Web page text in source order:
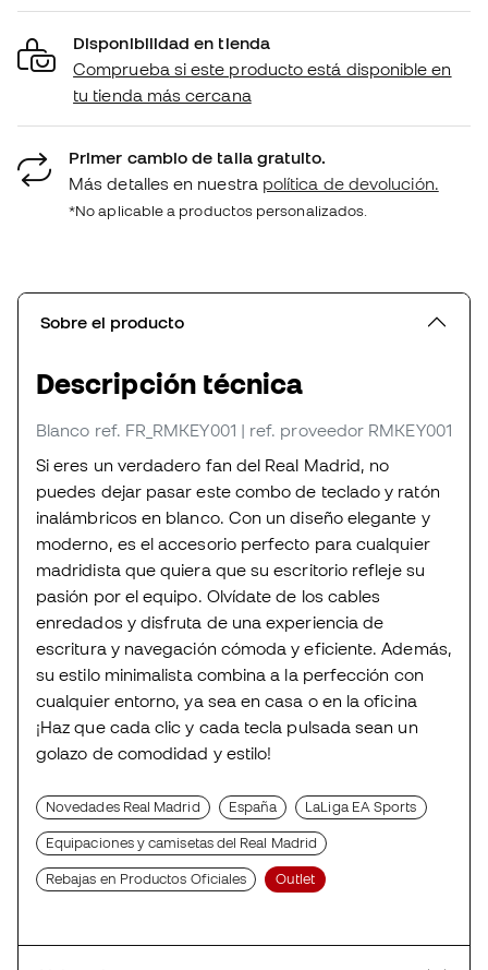
Disponibilidad en tienda
Comprueba si este producto está disponible en
tu tienda más cercana
Primer cambio de talla gratuito.
Más detalles en nuestra política de devolución.
*No aplicable a productos personalizados.
Sobre el producto
Descripción técnica
Blanco ref. FR_RMKEY001 | ref. proveedor RMKEY001
Si eres un verdadero fan del Real Madrid, no
puedes dejar pasar este combo de teclado y ratón
inalámbricos en blanco. Con un diseño elegante y
moderno, es el accesorio perfecto para cualquier
madridista que quiera que su escritorio refleje su
pasión por el equipo. Olvídate de los cables
enredados y disfruta de una experiencia de
escritura y navegación cómoda y eficiente. Además,
su estilo minimalista combina a la perfección con
cualquier entorno, ya sea en casa o en la oficina
¡Haz que cada clic y cada tecla pulsada sean un
golazo de comodidad y estilo!
Novedades Real Madrid España LaLiga EA Sports
Equipaciones y camisetas del Real Madrid
Rebajas en Productos Oficiales Outlet